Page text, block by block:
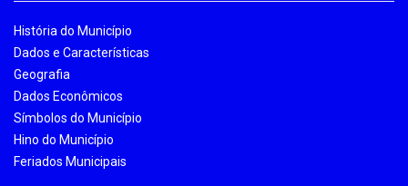
História do Município
Dados e Características
Geografia
Dados Econômicos
Símbolos do Município
Hino do Município
Feriados Municipais